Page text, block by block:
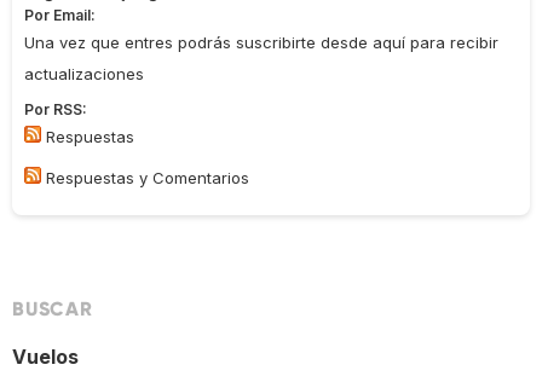
Por Email:
Una vez que entres podrás suscribirte desde aquí para recibir
actualizaciones
Por RSS:
Respuestas
Respuestas y Comentarios
BUSCAR
Vuelos